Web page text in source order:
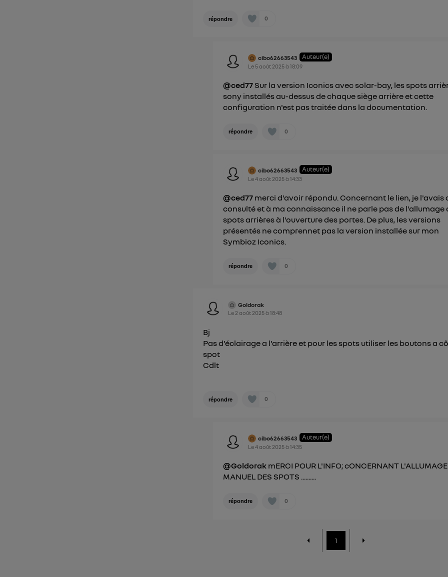
répondre 0
cibo62663543 Auteur(e)
Le 5 août 2025à18:09
@ced77 Sur la version Iconics avec solar-bay, les spots
sony installés au-dessus de chaque siège arrière et cette
configuration n'est pas traitée dans la documentation.
répondre 0
cibo62663543 Auteur(e)
Le4 août 2025à14:33
@ced77 merci d'avoir répondu. Concernant le lien, je l'avais
consulté et à ma connaissance il ne parle pas de l'allumage
spots arrières à l'ouverture des portes. De plus, les versions
présentés ne comprennet pas la version installée sur mon
Symbioz Iconics.
répondre 0
Goldorak
Le 2 août 2025à18:48
Bj
Pas d'éclairage a l'arrière et pour les spots utiliser les boutons a
spot
Cdlt
répondre 0
cibo62663543 Auteur(e)
Le4 août 2025à14:35
@Goldorak mERCI POUR L'INFO; cONCERNANT L'ALLUMAGE
MANUEL DES SPOTS ..........
répondre 0
1